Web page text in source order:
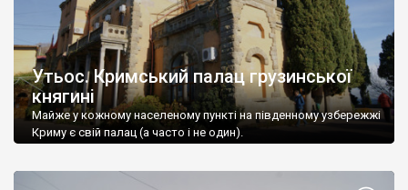
Утьос. Кримський палац грузинської
княгині
Майже у кожному населеному пункті на південному узбережжі
Криму є свій палац (а часто і не один).